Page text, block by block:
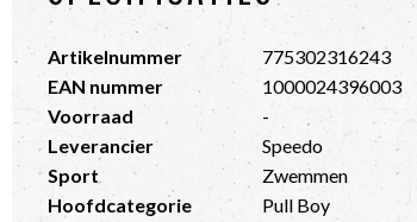
Artikelnummer
775302316243
EAN nummer
1000024396003
Voorraad
-
Leverancier
Speedo
Sport
Zwemmen
Hoofdcategorie
Pull Boy